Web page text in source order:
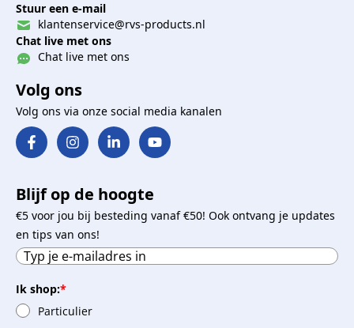
Stuur een e-mail
klantenservice@rvs-products.nl
Chat live met ons
Chat live met ons
Volg ons
Volg ons via onze social media kanalen
Blijf op de hoogte
€5 voor jou bij besteding vanaf €50! Ook ontvang je updates
en tips van ons!
Ik shop:*
Particulier